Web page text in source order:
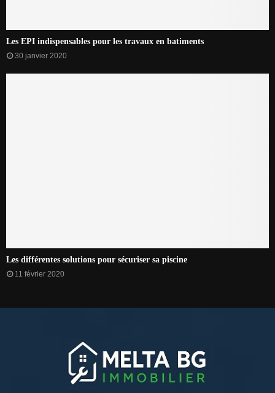
Les EPI indispensables pour les travaux en batiments
30 janvier 2020
Les différentes solutions pour sécuriser sa piscine
11 février 2020